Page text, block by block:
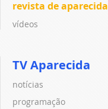
revista de aparecida
vídeos
TV Aparecida
notícias
programação